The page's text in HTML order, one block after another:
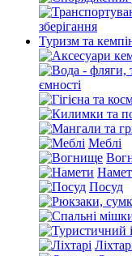
зберігання
Туризм та
ємності
Меблі
Посуд